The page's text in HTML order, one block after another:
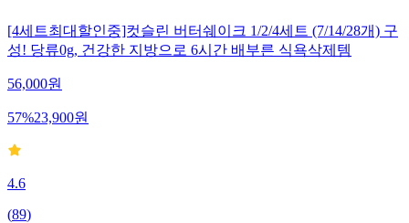
[4세트최대할인중]컷슬린 버터쉐이크 1/2/4세트 (7/14/28개) 구
성! 당류0g, 건강한 지방으로 6시간 배부른 식욕삭제템
56,000원
57%23,900원
4.6
(89)